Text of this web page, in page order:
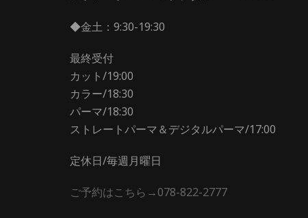
◆金土：9:30-19:30
最終受付
カット/19:00
カラー/18:30
パーマ/18:30
ストレートパーマ＆デジタルパーマ/17:00
定休日/毎週月曜日
ご予約はこちら→078-822-2777